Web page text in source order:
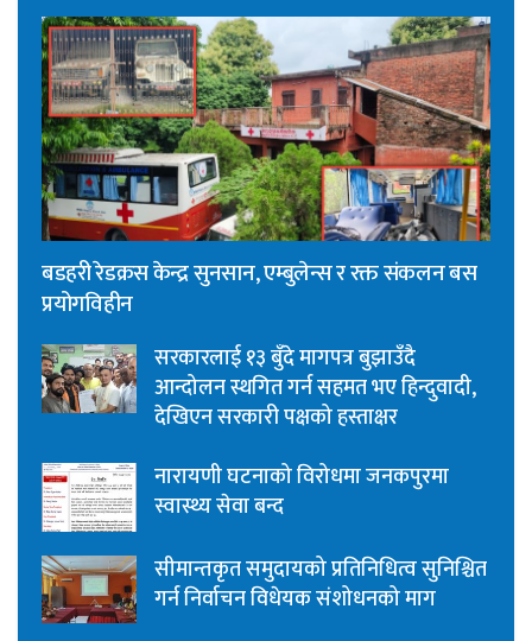
बडहरी रेडक्रस केन्द्र सुनसान, एम्बुलेन्स र रक्त संकलन बस
प्रयोगविहीन
सरकारलाई १३ बुँदे मागपत्र बुझाउँदै
आन्दोलन स्थगित गर्न सहमत भए हिन्दुवादी,
देखिएन सरकारी पक्षको हस्ताक्षर
नारायणी घटनाको विरोधमा जनकपुरमा
स्वास्थ्य सेवा बन्द
सीमान्तकृत समुदायको प्रतिनिधित्व सुनिश्चित
गर्न निर्वाचन विधेयक संशोधनको माग